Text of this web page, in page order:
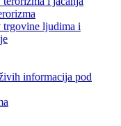
trgovine ljudima i
informacija pod